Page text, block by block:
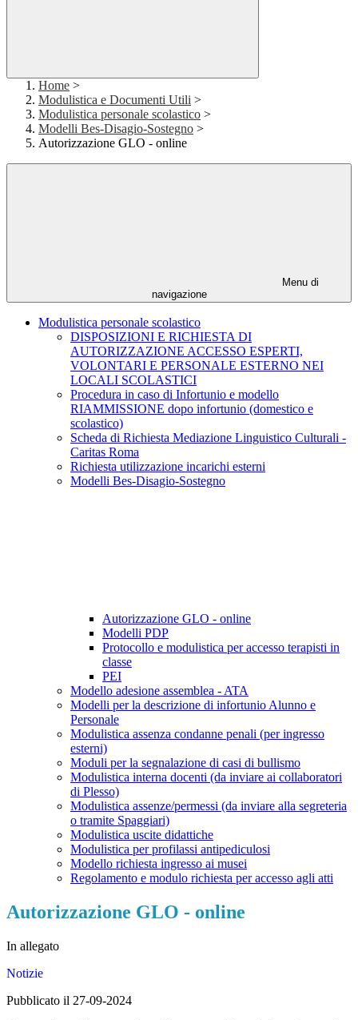
Home >
Modulistica e Documenti Utili >
Modulistica personale scolastico >
Modelli Bes-Disagio-Sostegno >
Autorizzazione GLO - online
Menu di
navigazione
Modulistica personale scolastico
DISPOSIZIONI E RICHIESTA DI
AUTORIZZAZIONE ACCESSO ESPERTI,
VOLONTARI E PERSONALE ESTERNO NEI
LOCALI SCOLASTICI
Procedura in caso di Infortunio e modello
RIAMMISSIONE dopo infortunio (domestico e
scolastico)
Scheda di Richiesta Mediazione Linguistico Culturali -
Caritas Roma
Richiesta utilizzazione incarichi esterni
Modelli Bes-Disagio-Sostegno
Autorizzazione GLO - online
Modelli PDP
Protocollo e modulistica per accesso terapisti in
classe
PEI
Modello adesione assemblea - ATA
Modelli per la descrizione di infortunio Alunno e
Personale
Modulistica assenza condanne penali (per ingresso
esterni)
Moduli per la segnalazione di casi di bullismo
Modulistica interna docenti (da inviare ai collaboratori
di Plesso)
Modulistica assenze/permessi (da inviare alla segreteria
o tramite Spaggiari)
Modulistica uscite didattiche
Modulistica per profilassi antipediculosi
Modello richiesta ingresso ai musei
Regolamento e modulo richiesta per accesso agli atti
Autorizzazione GLO - online
In allegato
Notizie
Pubblicato il 27-09-2024